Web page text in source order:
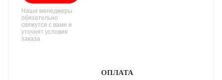
Наши менеджеры
обязательно
свяжутся с вами и
уточнят условия
заказа
ОПЛАТА